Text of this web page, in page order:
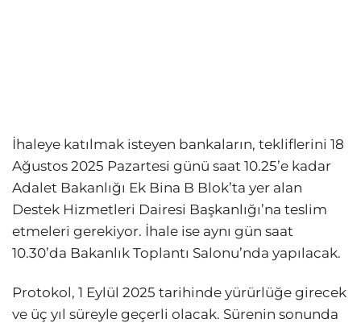
İhaleye katılmak isteyen bankaların, tekliflerini 18
Ağustos 2025 Pazartesi günü saat 10.25’e kadar
Adalet Bakanlığı Ek Bina B Blok’ta yer alan
Destek Hizmetleri Dairesi Başkanlığı’na teslim
etmeleri gerekiyor. İhale ise aynı gün saat
10.30’da Bakanlık Toplantı Salonu’nda yapılacak.
Protokol, 1 Eylül 2025 tarihinde yürürlüğe girecek
ve üç yıl süreyle geçerli olacak. Sürenin sonunda